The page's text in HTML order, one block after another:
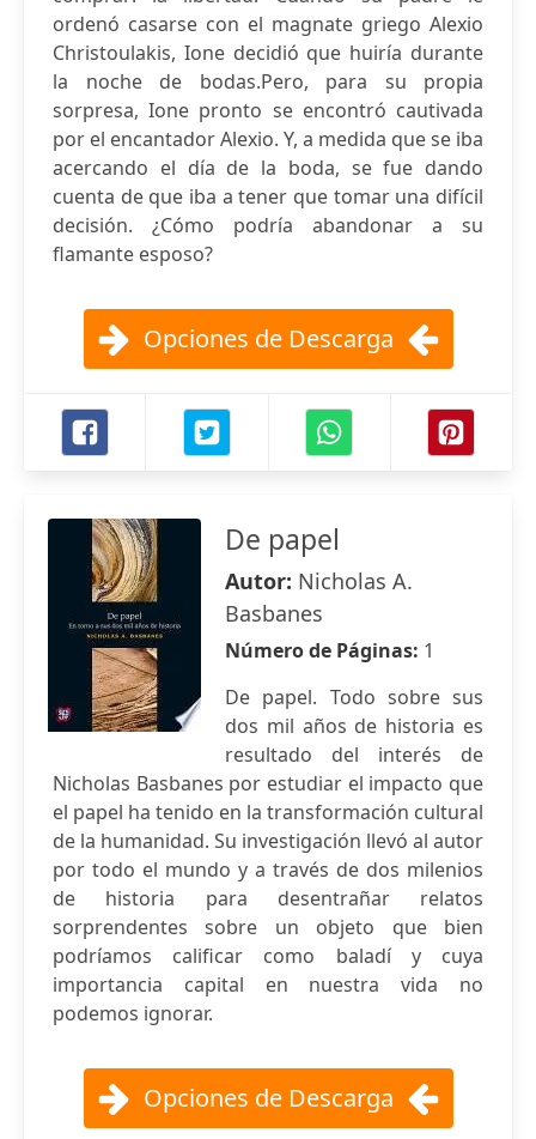
ordenó casarse con el magnate griego Alexio
Christoulakis, Ione decidió que huiría durante
la noche de bodas.Pero, para su propia
sorpresa, Ione pronto se encontró cautivada
por el encantador Alexio. Y, a medida que se iba
acercando el día de la boda, se fue dando
cuenta de que iba a tener que tomar una difícil
decisión. ¿Cómo podría abandonar a su
flamante esposo?
Opciones de Descarga
De papel
Autor: Nicholas A.
Basbanes
Número de Páginas: 1
De papel. Todo sobre sus
dos mil años de historia es
resultado del interés de
Nicholas Basbanes por estudiar el impacto que
el papel ha tenido en la transformación cultural
de la humanidad. Su investigación llevó al autor
por todo el mundo y a través de dos milenios
de historia para desentrañar relatos
sorprendentes sobre un objeto que bien
podríamos calificar como baladí y cuya
importancia capital en nuestra vida no
podemos ignorar.
Opciones de Descarga